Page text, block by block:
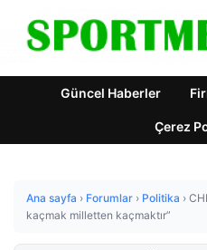
Güncel Haberler
Çerez
Ana sayfa › Forumlar › Politika ›
kaçmak milletten kaçmaktır”